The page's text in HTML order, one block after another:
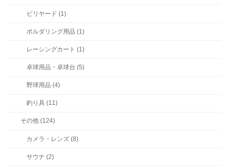
ビリヤード (1)
ボルダリング用品 (1)
レーシングカート (1)
卓球用品・卓球台 (5)
野球用品 (4)
釣り具 (11)
その他 (124)
カメラ・レンズ (8)
サウナ (2)